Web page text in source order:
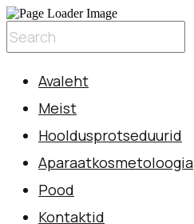
Avaleht
Meist
Hooldusprotseduurid
Aparaatkosmetoloogia
Pood
Kontaktid